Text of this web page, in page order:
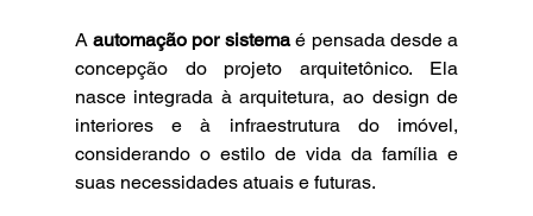
A automação por sistema é pensada desde a
concepção do projeto arquitetônico. Ela
nasce integrada à arquitetura, ao design de
interiores e à infraestrutura do imóvel,
considerando o estilo de vida da família e
suas necessidades atuais e futuras.